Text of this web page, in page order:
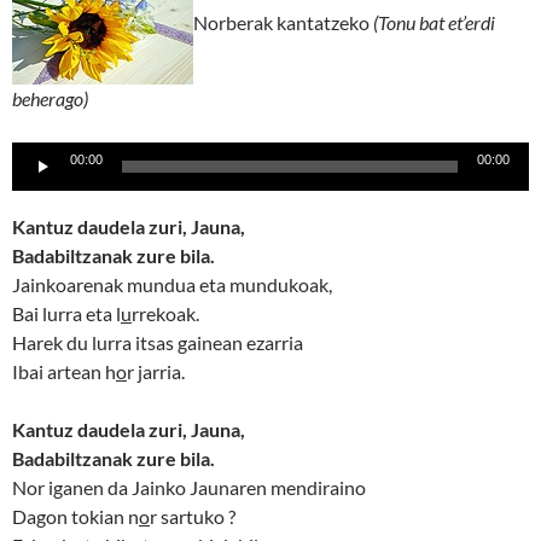
Norberak kantatzeko (Tonu bat et’erdi
beherago)
Lecteur00:00 00:00
Kantuz daudela zuri, Jauna,
Badabiltzanak zure bila.
Jainkoarenak mundua eta mundukoak,
Bai lurra eta lurrekoak.
Harek du lurra itsas gainean ezarria
Ibai artean hor jarria.
Kantuz daudela zuri, Jauna,
Badabiltzanak zure bila.
Nor iganen da Jainko Jaunaren mendiraino
Dagon tokian nor sartuko ?